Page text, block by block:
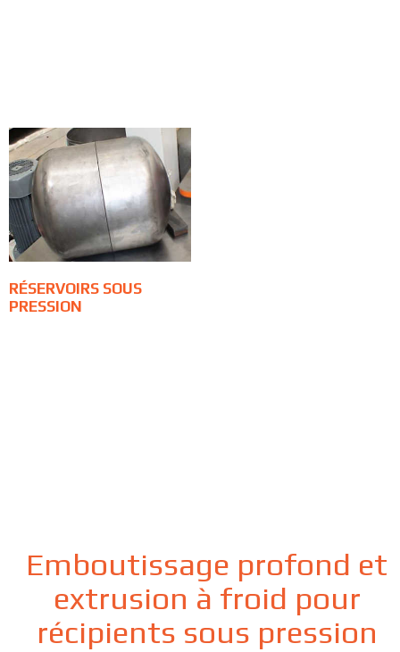
RÉSERVOIRS SOUS
PRESSION
Emboutissage profond et
extrusion à froid pour
récipients sous pression